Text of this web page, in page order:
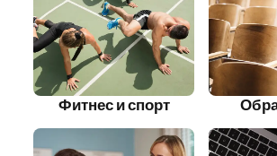
Фитнес и спорт